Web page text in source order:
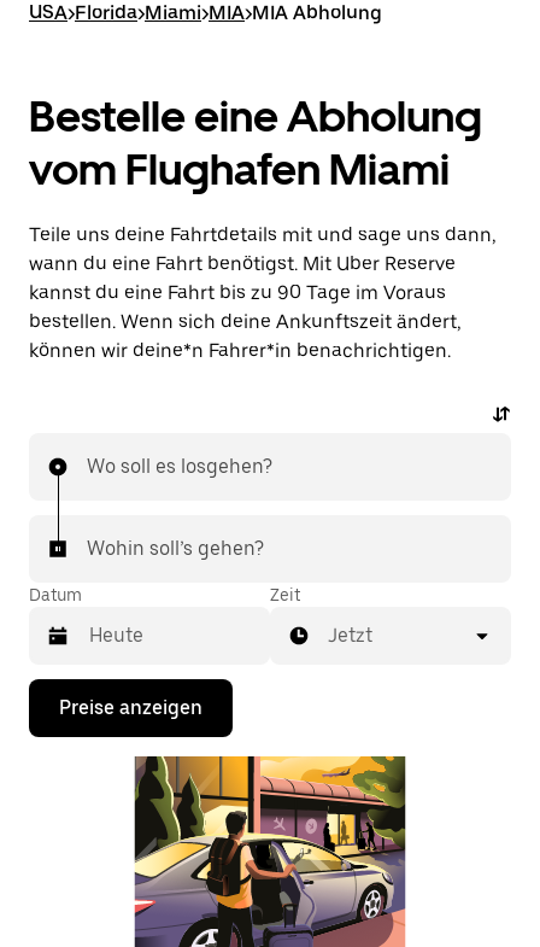
USA>Florida>Miami>MIA>MIA Abholung
Bestelle eine Abholung
vom Flughafen Miami
Teile uns deine Fahrtdetails mit und sage uns dann,
wann du eine Fahrt benötigst. Mit Uber Reserve
kannst du eine Fahrt bis zu 90 Tage im Voraus
bestellen. Wenn sich deine Ankunftszeit ändert,
können wir deine*n Fahrer*in benachrichtigen.
Wo soll es losgehen?
Wohin soll’s gehen?
Datum
Drücke
Nach-
Zeit
Jetzt
Preise anzeigen